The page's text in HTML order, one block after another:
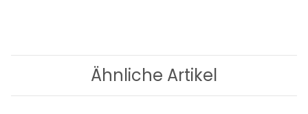
Ähnliche Artikel